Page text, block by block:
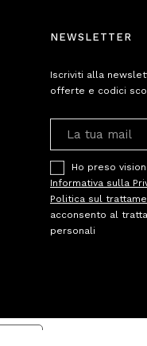
NEWSLETTER
Iscriviti alla
offerte e codici
Ho preso
Informativa sulla
Politica sul
acconsento al
personali